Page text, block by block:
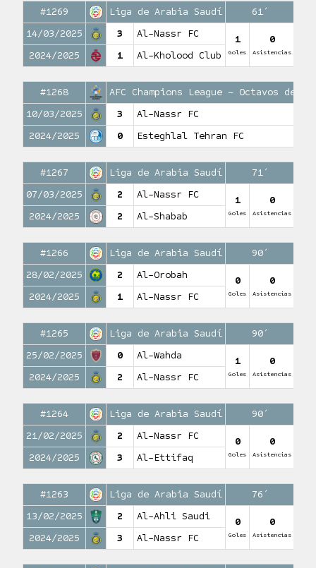
#1269 Liga de Arabia Saudí
61′
14/03/2025
3 Al-Nassr FC 1
Goles
0
Asistencias
2024/2025 1 Al-Kholood Club
#1268
AFC Champions League – Octavos
10/03/2025
3
Al-Nassr FC
2024/2025
0 Esteghlal Tehran FC
#1267 Liga de Arabia Saudí
71′
07/03/2025
2 Al-Nassr FC 1
Goles
0
Asistencias
2024/2025 2 Al-Shabab
#1266 Liga de Arabia Saudí
90′
28/02/2025
2 Al-Orobah 0
Goles
0
Asistencias
2024/2025 1 Al-Nassr FC
#1265 Liga de Arabia Saudí
90′
25/02/2025
0 Al-Wahda 1
Goles
0
Asistencias
2024/2025 2 Al-Nassr FC
#1264 Liga de Arabia Saudí
90′
21/02/2025
2 Al-Nassr FC 0
Goles
0
Asistencias
2024/2025 3 Al-Ettifaq
#1263 Liga de Arabia Saudí
76′
13/02/2025
2 Al-Ahli Saudi 0
Goles
0
Asistencias
2024/2025 3 Al-Nassr FC